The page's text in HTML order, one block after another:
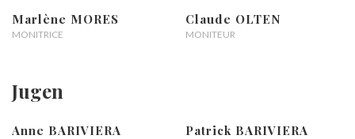
Marlène MORES
MONITRICE
Claude OLTEN
MONITEUR
Jugen
Anne BARIVIERA Patrick BARIVIERA